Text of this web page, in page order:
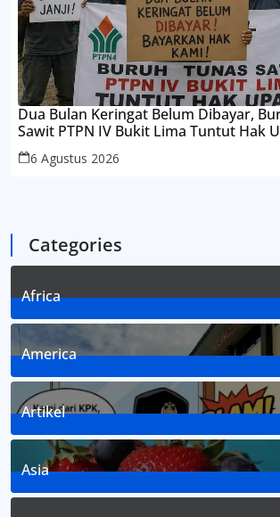
Dua Bulan Keringat Belum Dibayar,
Sawit PTPN IV Bukit Lima Tuntut Hak
6 Agustus 2026
Categories
Africa
3Posts
America
1Posts
Artikel
8Posts
Asia
2Posts